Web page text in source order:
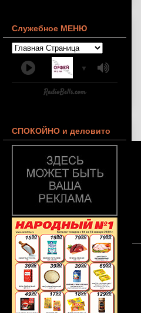
Служебное МЕНЮ
▼
СПОКОЙНО и деловито